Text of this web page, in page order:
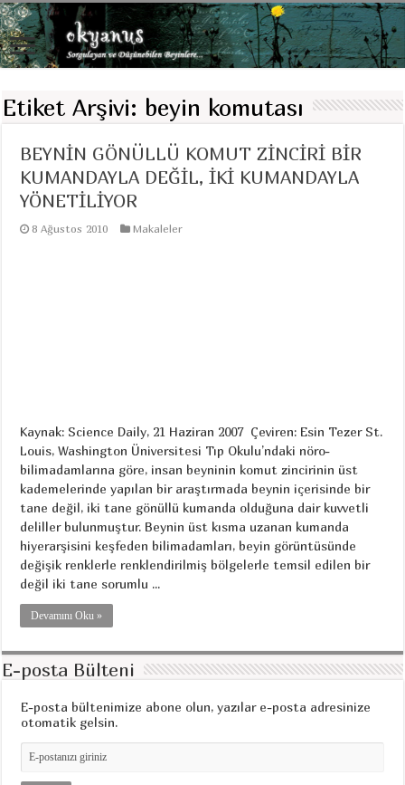
Etiket Arşivi: beyin komutası
BEYNİN GÖNÜLLÜ KOMUT ZİNCİRİ BİR
KUMANDAYLA DEĞİL, İKİ KUMANDAYLA
YÖNETİLİYOR
8 Ağustos 2010 Makaleler
Kaynak: Science Daily, 21 Haziran 2007 Çeviren: Esin Tezer St.
Louis, Washington Üniversitesi Tıp Okulu’ndaki nöro-
bilimadamlarına göre, insan beyninin komut zincirinin üst
kademelerinde yapılan bir araştırmada beynin içerisinde bir
tane değil, iki tane gönüllü kumanda olduğuna dair kuvvetli
deliller bulunmuştur. Beynin üst kısma uzanan kumanda
hiyerarşisini keşfeden bilimadamları, beyin görüntüsünde
değişik renklerle renklendirilmiş bölgelerle temsil edilen bir
değil iki tane sorumlu ...
Devamını Oku »
E-posta Bülteni
E-posta bültenimize abone olun, yazılar e-posta adresinize
otomatik gelsin.